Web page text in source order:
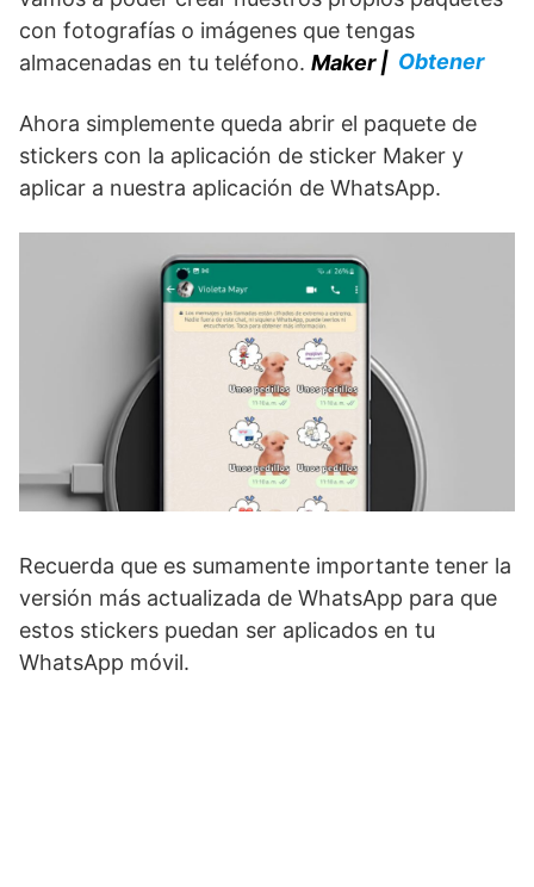
con fotografías o imágenes que tengas
almacenadas en tu teléfono. Maker | Obtener
Ahora simplemente queda abrir el paquete de
stickers con la aplicación de sticker Maker y
aplicar a nuestra aplicación de WhatsApp.
Recuerda que es sumamente importante tener la
versión más actualizada de WhatsApp para que
estos stickers puedan ser aplicados en tu
WhatsApp móvil.